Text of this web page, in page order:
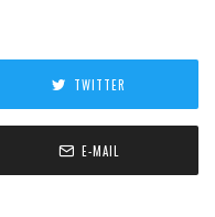
TWITTER
E-MAIL